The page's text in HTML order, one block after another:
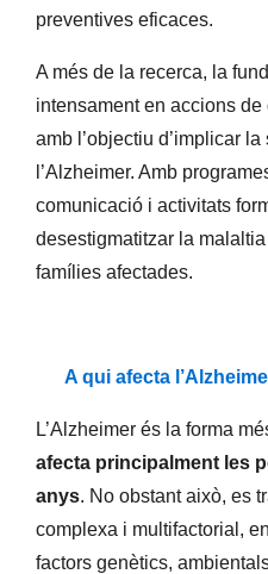
preventives eficaces.
A més de la recerca, la
intensament en accions
amb l’objectiu d’implicar
l’Alzheimer. Amb
comunicació i activitats
desestigmatitzar la
famílies afectades.
A qui afecta
L’Alzheimer és la forma
afecta principalment les
anys. No obstant això, es
complexa i multifactorial,
factors genètics,